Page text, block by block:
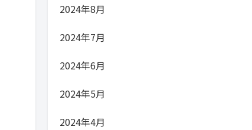
2024年8月
2024年7月
2024年6月
2024年5月
2024年4月